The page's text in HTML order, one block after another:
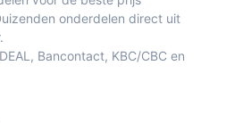
onderdelen direct uit
Bancontact, KBC/CBC en